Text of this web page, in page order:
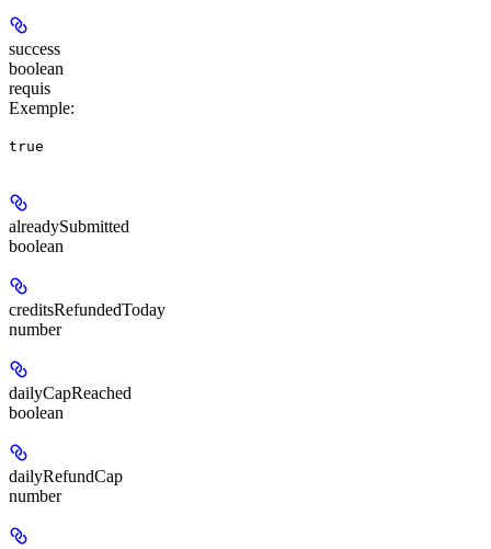
success
boolean
requis
Exemple:
true
alreadySubmitted
boolean
creditsRefundedToday
number
dailyCapReached
boolean
dailyRefundCap
number